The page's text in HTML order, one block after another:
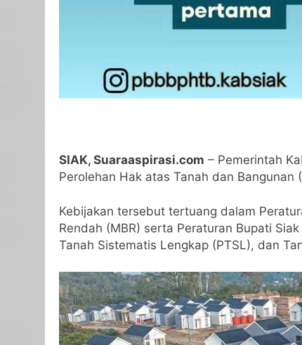
SIAK, Suaraaspirasi.com – Pemerintah
Perolehan Hak atas Tanah dan
Kebijakan tersebut tertuang dalam
Rendah (MBR) serta Peraturan Bupati
Tanah Sistematis Lengkap (PTSL), dan